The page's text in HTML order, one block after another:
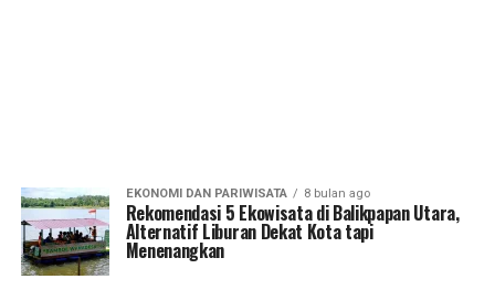
EKONOMI DAN PARIWISATA 8 bulan ago
Rekomendasi 5 Ekowisata di Balikpapan Utara,
Alternatif Liburan Dekat Kota tapi
Menenangkan